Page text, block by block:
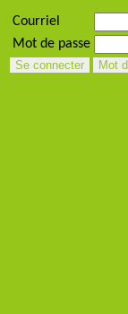
Courriel
Mot de passe